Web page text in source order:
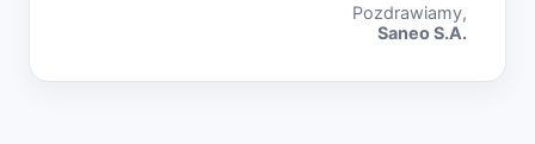
Pozdrawiamy,
Saneo S.A.